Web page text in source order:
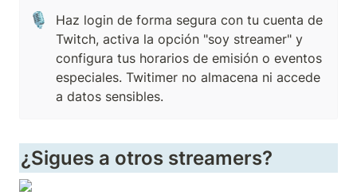
🎙️
Haz login de forma segura con tu cuenta de
Twitch, activa la opción "soy streamer" y
configura tus horarios de emisión o eventos
especiales. Twitimer no almacena ni accede
a datos sensibles.
¿Sigues a otros streamers?